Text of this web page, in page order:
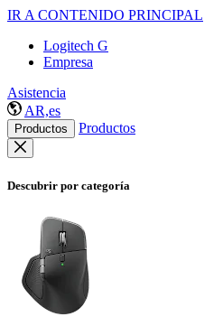
IR A CONTENIDO PRINCIPAL
Logitech G
Empresa
Asistencia
AR,es
Productos Productos
Descubrir por categoría